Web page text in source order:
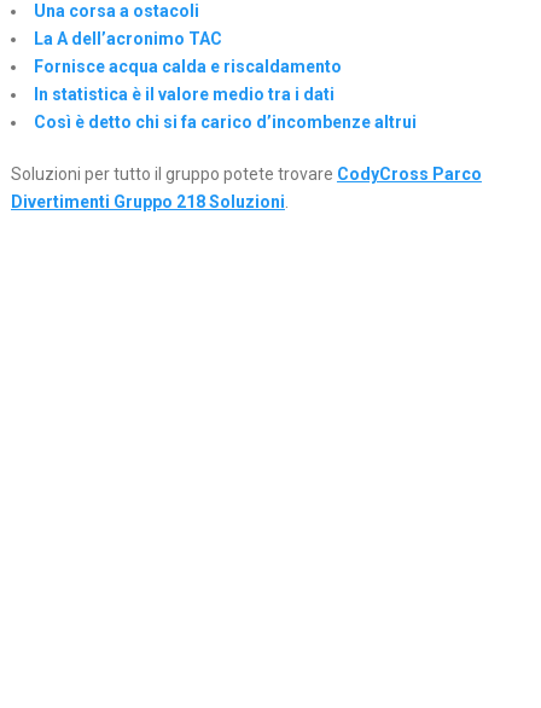
Una corsa a ostacoli
La A dell’acronimo TAC
Fornisce acqua calda e riscaldamento
In statistica è il valore medio tra i dati
Così è detto chi si fa carico d’incombenze altrui
Soluzioni per tutto il gruppo potete trovare CodyCross Parco
Divertimenti Gruppo 218 Soluzioni.